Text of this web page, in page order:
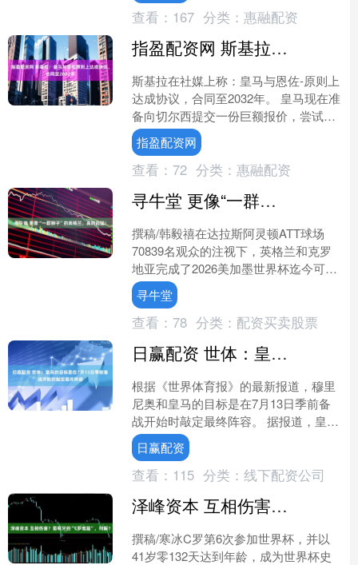
查看： 167 分类： 惠融配资
指盈配资网 斯基拉：皇马与恩佐原则上达成协议，合同至2032年
斯基拉在社媒上称：皇马与恩佐-原则上
达成协议，合同至2032年。 皇马现在准
备向切尔西提交一份巨额报价，尝试签
下这名中场。恩佐希望离开切尔西，并
推动加盟皇马。皇....
指盈配资网
查看： 72 分类： 惠融配资
寻牛堂 更像“一群狮子”的英格兰，真的凶猛！
撰稿/韩毅禧在达拉斯阿灵顿ATT球场
70839名观众的注视下，英格兰和克罗
地亚完成了2026美加墨世界杯迄今可能
是质量最高的一场对决。在你追我赶的
进球大战中，英....
寻牛堂
查看： 78 分类： 配资买卖股票
日赢配资 世体：皇马的目标是在7月13日季前备战开始时敲定最终阵容
根据《世界体育报》的最新报道，穆里
尼奥和皇马的目标是在7月13日季前备
战开始时敲定最终阵容。 据报道，皇马
正在为下赛季的转会做准备，俱乐部和
穆里尼奥的目标是在7....
日赢配资
查看： 115 分类： 线下配资公司
泽峰资本 互相伤害？葡萄牙的“C罗难题”，何解？
撰稿/寒冰C罗第6次参加世界杯，并以
41岁零132天达到年龄，成为世界杯史